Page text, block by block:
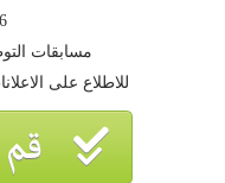
6 جانفي 2015
مسابقات التوظيف
للاطلاع على